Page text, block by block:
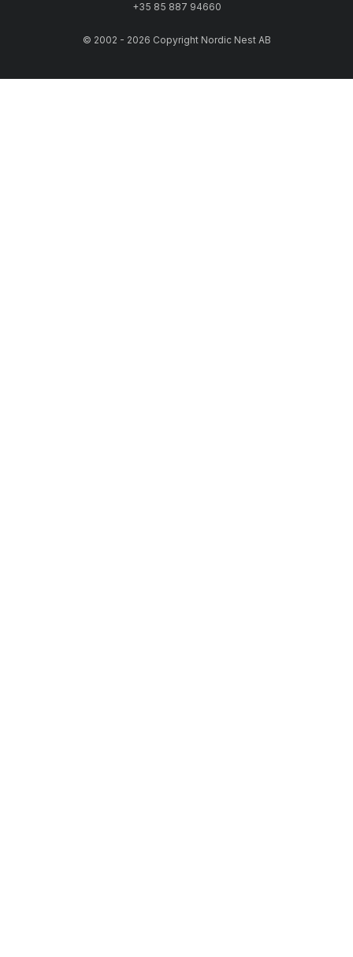
+35 85 887 94660
© 2002 - 2026 Copyright Nordic Nest AB